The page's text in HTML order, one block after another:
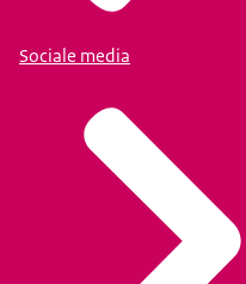
Sociale media